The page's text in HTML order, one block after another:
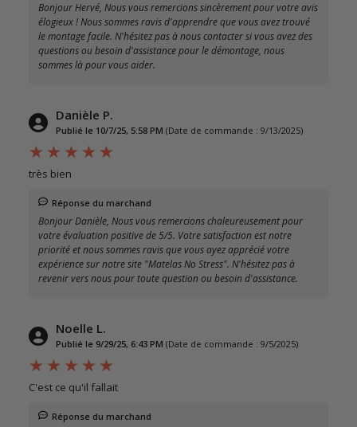
Bonjour Hervé, Nous vous remercions sincèrement pour votre avis
élogieux ! Nous sommes ravis d'apprendre que vous avez trouvé
le montage facile. N'hésitez pas à nous contacter si vous avez des
questions ou besoin d'assistance pour le démontage, nous
sommes là pour vous aider.
Danièle P.
Publié le 10/7/25, 5:58 PM (Date de commande : 9/13/2025)
très bien
Réponse du marchand
Bonjour Danièle, Nous vous remercions chaleureusement pour
votre évaluation positive de 5/5. Votre satisfaction est notre
priorité et nous sommes ravis que vous ayez apprécié votre
expérience sur notre site "Matelas No Stress". N'hésitez pas à
revenir vers nous pour toute question ou besoin d'assistance.
Noelle L.
Publié le 9/29/25, 6:43 PM (Date de commande : 9/5/2025)
C'est ce qu'il fallait
Réponse du marchand